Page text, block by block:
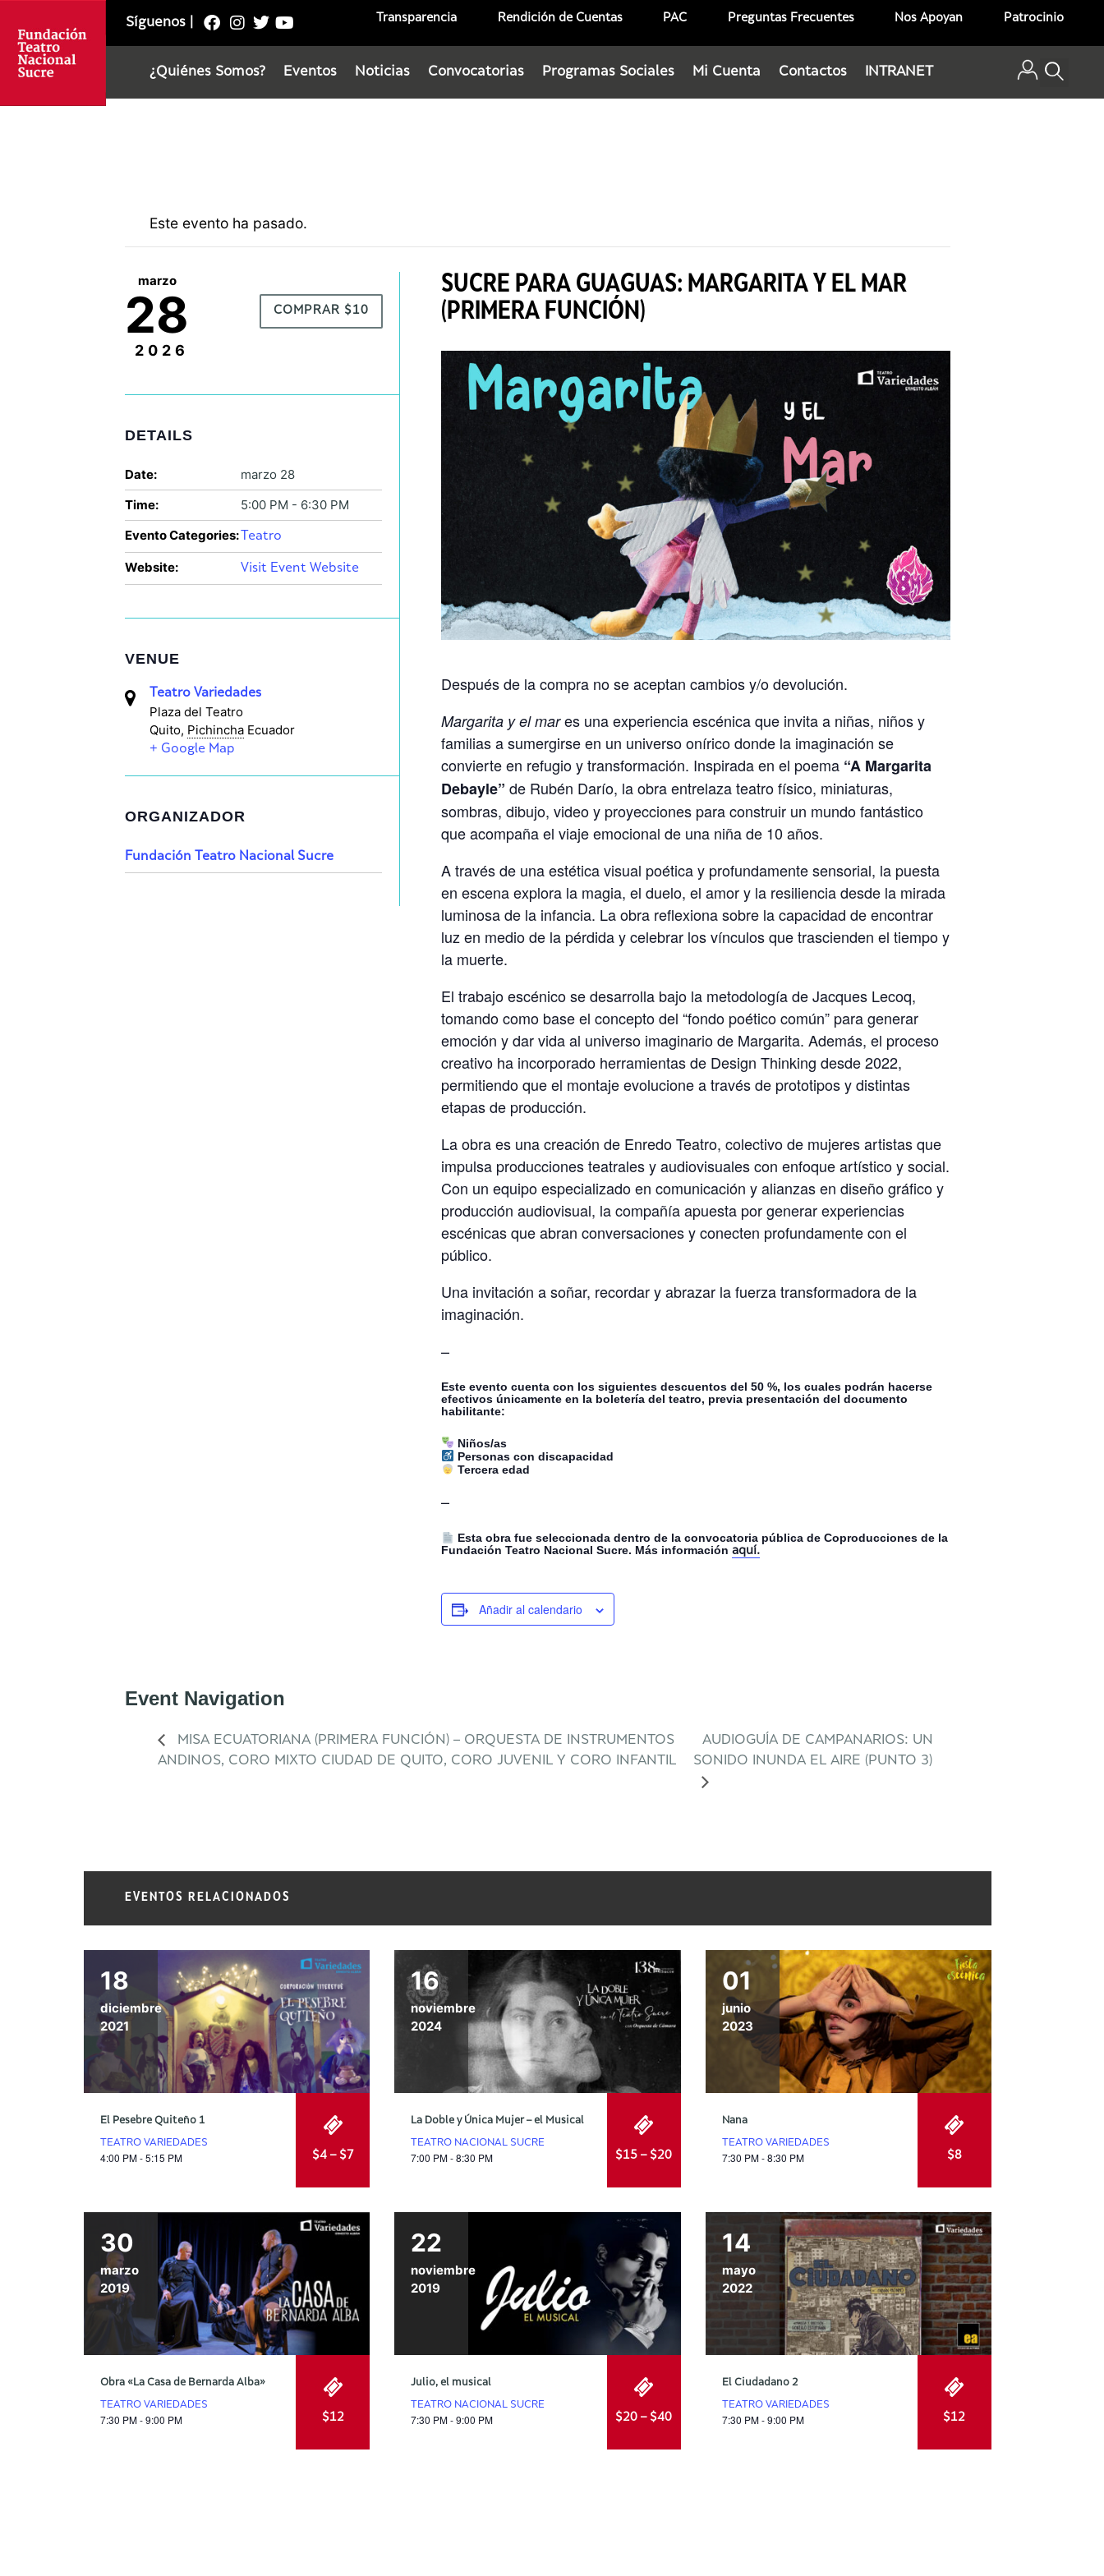
Síguenos Transparencia Rendición de Cuentas PAC Preguntas Frecuentes Nos Apoyan Patrocinio
¿Quiénes Somos? Eventos Noticias Convocatorias Programas Sociales Mi Cuenta Contactos INTRANET
Este evento ha pasado.
SUCRE PARA GUAGUAS: MARGARITA Y EL MAR
(PRIMERA FUNCIÓN)
Después de la compra no se aceptan cambios y/o devolución.
Margarita y el mares una experiencia escénica que invita a niñas, niños y
familias a sumergirse en un universo onírico donde la imaginación se
convierte en refugio y transformación. Inspirada en el poema “A Margarita
Debayle” de Rubén Darío, la obra entrelaza teatro físico, miniaturas,
sombras, dibujo, video y proyecciones para construir un mundo fantástico
que acompaña el viaje emocional de una niña de 10 años.
A través de una estética visual poética y profundamente sensorial, la puesta
en escena explora la magia, el duelo, el amor y la resiliencia desde la mirada
luminosa de la infancia. La obra reflexiona sobre la capacidad de encontrar
luz en medio de la pérdida y celebrar los vínculos que trascienden el tiempo y
la muerte.
El trabajo escénico se desarrolla bajo la metodología deJacques Lecoq,
tomando como base el concepto del “fondo poético común” para generar
emoción y dar vida al universo imaginario de Margarita. Además, el proceso
creativo ha incorporado herramientas de Design Thinking desde 2022,
permitiendo que el montaje evolucione a través de prototipos y distintas
etapas de producción.
La obra es una creación de Enredo Teatro, colectivo de mujeres artistas que
impulsa producciones teatrales y audiovisuales con enfoque artístico y social.
Con un equipo especializado en comunicación y alianzas en diseño gráfico y
producción audiovisual, la compañía apuesta por generar experiencias
escénicas que abran conversaciones y conecten profundamente con el
público.
Una invitación a soñar, recordar y abrazar la fuerza transformadora de la
imaginación.
–
Este evento cuenta con los siguientes descuentos del 50 %, los cuales podrán hacerse
efectivos únicamente en la boletería del teatro, previa presentación del documento
habilitante:
Niños/as
Personas con discapacidad
Tercera edad
–
Esta obra fue seleccionada dentro de la convocatoria pública de Coproducciones de la
Fundación Teatro Nacional Sucre. Más información aquí.
Añadir al calendario
marzo
28
2026
COMPRAR $10
DETAILS
Date:
marzo 28
Time:
5:00 PM - 6:30 PM
Evento Categories:
Teatro
Website: Visit Event Website
VENUE
Teatro Variedades
Plaza del Teatro
Quito, Pichincha Ecuador
+ Google Map
ORGANIZADOR
Fundación Teatro Nacional Sucre
Event Navigation
MISA ECUATORIANA (PRIMERA FUNCIÓN) – ORQUESTA DE INSTRUMENTOS
ANDINOS, CORO MIXTO CIUDAD DE QUITO, CORO JUVENIL Y CORO INFANTIL
AUDIOGUÍA DE CAMPANARIOS: UN
SONIDO INUNDA EL AIRE (PUNTO 3)
EVENTOS RELACIONADOS
18
diciembre
2021
El Pesebre Quiteño 1
TEATRO VARIEDADES
4:00 PM - 5:15 PM $4 – $7
16
noviembre
2024
La Doble y Única Mujer – el Musical
TEATRO NACIONAL SUCRE
7:00 PM - 8:30 PM $15 – $20
01
junio
2023
Nana
TEATRO VARIEDADES
7:30 PM - 8:30 PM $8
30
marzo
2019
Obra «La Casa de Bernarda Alba»
TEATRO VARIEDADES
7:30 PM - 9:00 PM $12
22
noviembre
2019
Julio, el musical
TEATRO NACIONAL SUCRE
7:30 PM - 9:00 PM $20 – $40
14
mayo
2022
El Ciudadano 2
TEATRO VARIEDADES
7:30 PM - 9:00 PM $12